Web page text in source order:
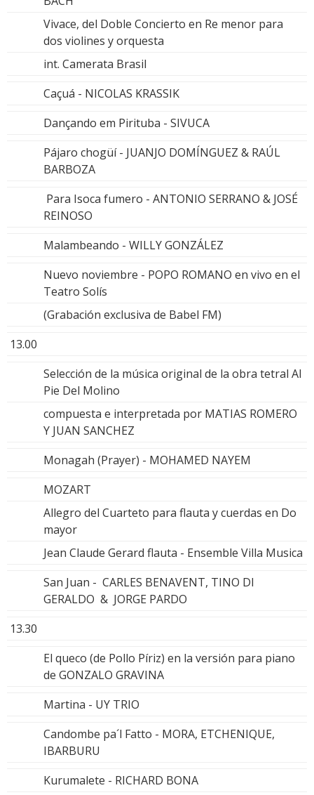
Vivace, del Doble Concierto en Re menor para
dos violines y orquesta
int. Camerata Brasil
Caçuá - NICOLAS KRASSIK
Dançando em Pirituba - SIVUCA
Pájaro chogüí - JUANJO DOMÍNGUEZ & RAÚL
BARBOZA
Para Isoca fumero - ANTONIO SERRANO & JOSÉ
REINOSO
Malambeando - WILLY GONZÁLEZ
Nuevo noviembre - POPO ROMANO en vivo en el
Teatro Solís
(Grabación exclusiva de Babel FM)
13.00
Selección de la música original de la obra tetral Al
Pie Del Molino
compuesta e interpretada por MATIAS ROMERO
Y JUAN SANCHEZ
Monagah (Prayer) - MOHAMED NAYEM
MOZART
Allegro del Cuarteto para flauta y cuerdas en Do
mayor
Jean Claude Gerard flauta - Ensemble Villa Musica
San Juan - CARLES BENAVENT, TINO DI
GERALDO & JORGE PARDO
13.30
El queco (de Pollo Píriz) en la versión para piano
de GONZALO GRAVINA
Martina - UY TRIO
Candombe pa´l Fatto - MORA, ETCHENIQUE,
IBARBURU
Kurumalete - RICHARD BONA